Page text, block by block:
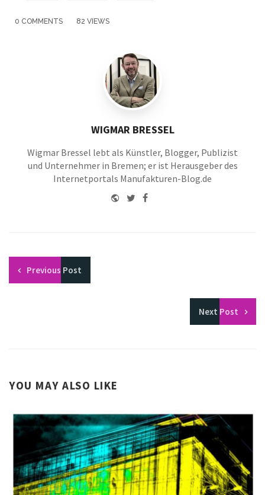
0 COMMENTS 82 VIEWS
WIGMAR BRESSEL
Wigmar Bressel lebt als Künstler, Blogger, Publizist
und Unternehmer in Bremen; er ist Herausgeber des
Internetportals Manufakturen-Blog.de
WebsiteTwitterFacebook
Previous Post
Next Post
YOU MAY ALSO LIKE